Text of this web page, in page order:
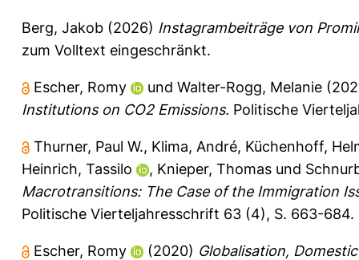
Berg, Jakob (2026) Instagrambeiträge von
zum Volltext eingeschränkt.
Escher, Romy und Walter-Rogg, Melanie
Institutions on CO2 Emissions. Politische
Thurner, Paul W., Klima, André, Küchenhoff,
Heinrich, Tassilo
, Knieper, Thomas und
Macrotransitions: The Case of the Immigration
Politische Vierteljahresschrift 63 (4), S. 663-684.
Escher, Romy (2020) Globalisation,